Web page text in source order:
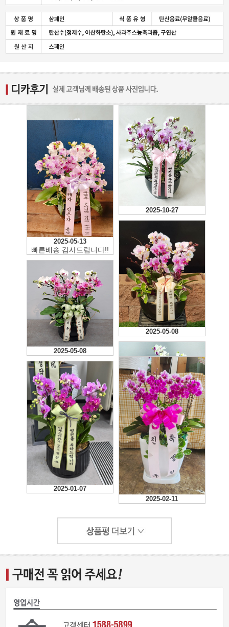
2025-11-21 2025-10-27
2025-05-13
빠른배송 감사드립니다!!
2025-05-08
2025-05-08
2025-03-26
2025-02-11
2025-01-07